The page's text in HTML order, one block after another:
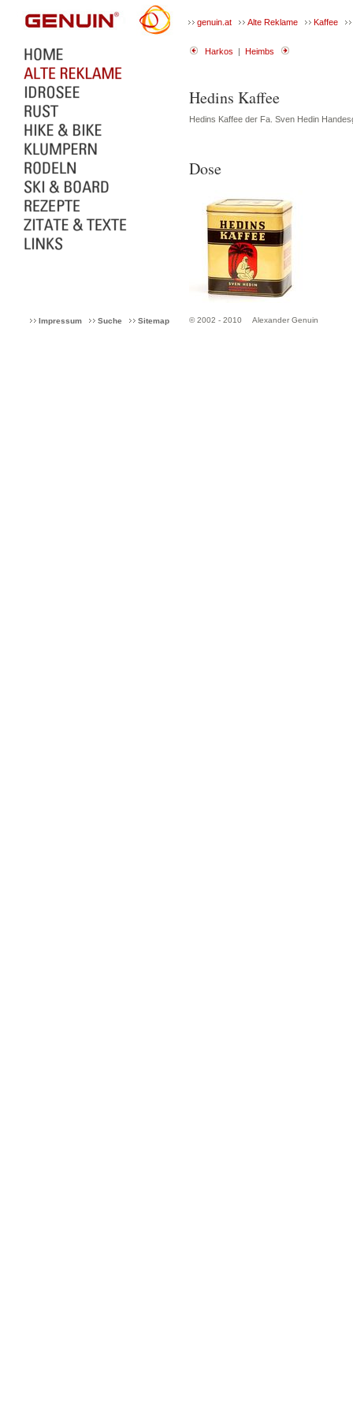
genuin.at Alte Reklame Kaffee
Harkos | Heimbs
Hedins Kaffee
Hedins Kaffee der Fa. Sven Hedin
Dose
Impressum Suche Sitemap © 2002 - 2010 Alexander Genuin